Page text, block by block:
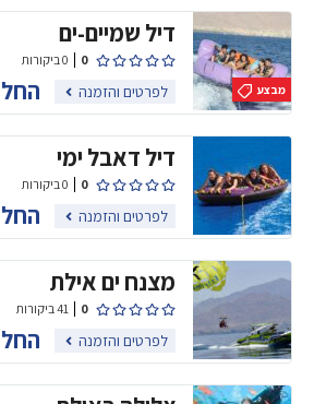
מבצע
דיל שמיים-ים
0 0 ביקורות
לפרטים והזמנה
דיל דאבל ימי
0 0 ביקורות
לפרטים והזמנה
מצנח ים אילת
0 41 ביקורות
לפרטים והזמנה